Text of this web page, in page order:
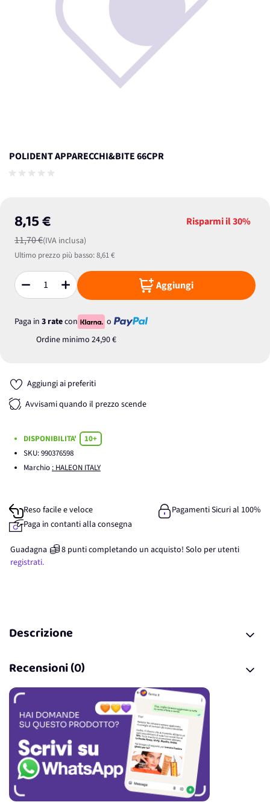
POLIDENT APPARECCHI&BITE 66CPR
8,15 €
11,70 €(IVA inclusa)
Risparmi il30%
Ultimo prezzo più basso:8,61 €
Quantità Aggiungi
Paga in 3 ratecon
o
Ordine minimo 24,90 €
Aggiungi ai preferiti
Avvisami quando il prezzo scende
DISPONIBILITA'
10+
SKU:990376598
Marchio : HALEON ITALY
Reso facile e veloce
Pagamenti Sicuri al 100%
Paga in contanti alla consegna
Guadagna 8 punticompletando un acquisto! Solo per utenti
registrati.
Descrizione
Recensioni (0)